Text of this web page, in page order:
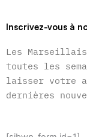
Inscrivez-vous à
Les
toutes les
laisser votre
dernières